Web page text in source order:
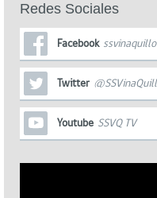
Redes Sociales
Facebook
Twitter
Youtube SSVQ TV